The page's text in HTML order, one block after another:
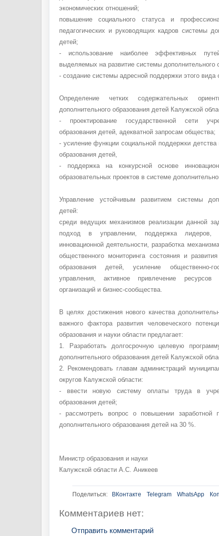
экономических отношений;
повышение социального статуса и
педагогических и руководящих кадров системы
детей;
- использование наиболее эффективных
выделяемых на развитие системы дополнительного
- создание системы адресной поддержки этого вида
Определение четких содержательных
дополнительного образования детей Калужской
- проектирование государственной сети
образования детей, адекватной запросам общества;
- усиление функции социальной поддержки детства
образования детей,
- поддержка на конкурсной основе
образовательных проектов в системе
Управление устойчивым развитием системы
детей:
среди ведущих механизмов реализации данной
подход в управлении, поддержка лидеров,
инновационной деятельности, разработка
общественного мониторинга состояния и
образования детей, усиление общественно-
управления, активное привлечение ресурсов
организаций и бизнес-сообщества.
В целях достижения нового качества
важного фактора развития человеческого
образования и науки области предлагает:
1. Разработать долгосрочную целевую
дополнительного образования детей Калужской
2. Рекомендовать главам администраций
округов Калужской области:
- ввести новую систему оплаты труда в
образования детей;
- рассмотреть вопрос о повышении заработной
дополнительного образования детей на 30 %.
Министр образования и науки
Калужской области А.С. Аникеев
Поделиться: ВКонтакте Telegram WhatsApp
Комментариев нет:
Отправить комментарий